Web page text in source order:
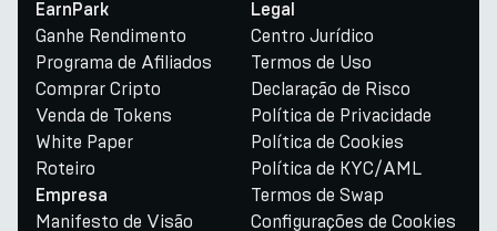
EarnPark
Ganhe Rendimento
Programa de Afiliados
Comprar Cripto
Venda de Tokens
White Paper
Roteiro
Empresa
Manifesto de Visão
Legal
Centro Jurídico
Termos de Uso
Declaração de Risco
Política de Privacidade
Política de Cookies
Política de KYC/AML
Termos de Swap
Configurações de Cookies